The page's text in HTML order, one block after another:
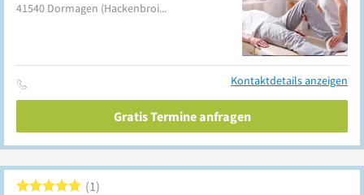
41540 Dormagen (Hackenbroich)
Kontaktdetails anzeigen
Gratis Termine anfragen
1